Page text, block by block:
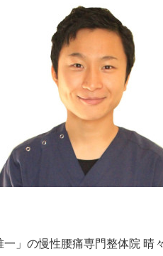
」の慢性腰痛専門整体院 晴